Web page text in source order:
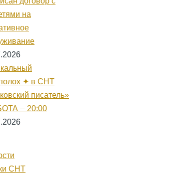
на
✦ в СНТ
писатель»
⏤ 20:00
СНТ